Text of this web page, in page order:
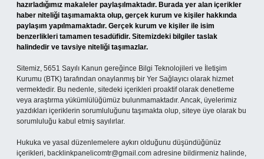
hazırladığımız makaleler paylaşılmaktadır. Burada yer alan içerikler
haber niteliği taşımamakta olup, gerçek kurum ve kişiler hakkında
paylaşım yapılmamaktadır. Gerçek kurum ve kişiler ile isim
benzerlikleri tamamen tesadüfidir. Sitemizdeki bilgiler taslak
halindedir ve tavsiye niteliği taşımazlar.
Sitemiz, 5651 Sayılı Kanun gereğince Bilgi Teknolojileri ve İletişim
Kurumu (BTK) tarafından onaylanmış bir Yer Sağlayıcı olarak hizmet
vermektedir. Bu nedenle, sitedeki içerikleri proaktif olarak denetleme
veya araştırma yükümlülüğümüz bulunmamaktadır. Ancak, üyelerimiz
yazdıkları içeriklerin sorumluluğunu taşımakta olup, siteye üye olarak bu
sorumluluğu kabul etmiş sayılırlar.
Hukuka ve yasal düzenlemelere aykırı olduğunu düşündüğünüz
içerikleri, backlinkpanelicomtr@gmail.com adresine bildirmeniz halinde,